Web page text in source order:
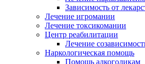
Зависимость от
Лечение игромании
Лечение токсикомании
Центр реабилитации
Лечение
Наркологическая помощь
Помощь алкоголикам